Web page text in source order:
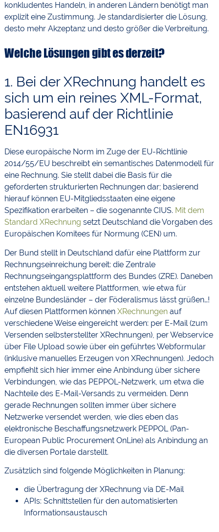
konkludentes Handeln, in anderen Ländern benötigt man
explizit eine Zustimmung. Je standardisierter die Lösung,
desto mehr Akzeptanz und desto größer die Verbreitung.
Welche Lösungen gibt es derzeit?
1. Bei der XRechnung handelt es
sich um ein reines XML-Format,
basierend auf der Richtlinie
EN16931
Diese europäische Norm im Zuge der EU-Richtlinie
2014/55/EU beschreibt ein semantisches Datenmodell für
eine Rechnung. Sie stellt dabei die Basis für die
geforderten strukturierten Rechnungen dar; basierend
hierauf können EU-Mitgliedsstaaten eine eigene
Spezifikation erarbeiten – die sogenannte CIUS. Mit dem
Standard XRechnung setzt Deutschland die Vorgaben des
Europäischen Komitees für Normung (CEN) um.
Der Bund stellt in Deutschland dafür eine Plattform zur
Rechnungseinreichung bereit: die Zentrale
Rechnungseingangsplattform des Bundes (ZRE). Daneben
entstehen aktuell weitere Plattformen, wie etwa für
einzelne Bundesländer – der Föderalismus lässt grüßen…!
Auf diesen Plattformen können XRechnungenauf
verschiedene Weise eingereicht werden: per E-Mail (zum
Versenden selbsterstellter XRechnungen), per Webservice
über File Upload sowie über ein geführtes Webformular
(inklusive manuelles Erzeugen von XRechnungen). Jedoch
empfiehlt sich hier immer eine Anbindung über sichere
Verbindungen, wie das PEPPOL-Netzwerk, um etwa die
Nachteile des E-Mail-Versands zu vermeiden. Denn
gerade Rechnungen sollten immer über sichere
Netzwerke versendet werden, wie dies eben das
elektronische Beschaffungsnetzwerk PEPPOL (Pan-
European Public Procurement OnLine) als Anbindung an
die diversen Portale darstellt.
Zusätzlich sind folgende Möglichkeiten in Planung:
die Übertragung der XRechnung via DE-Mail
APIs: Schnittstellen für den automatisierten
Informationsaustausch